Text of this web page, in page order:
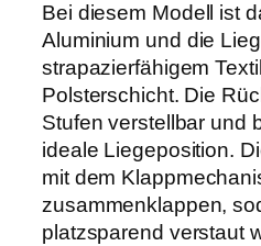
Bei diesem Modell ist
Aluminium und die
strapazierfähigem
Polsterschicht. Die
Stufen verstellbar und
ideale Liegeposition.
mit dem
zusammenklappen,
platzsparend verstaut